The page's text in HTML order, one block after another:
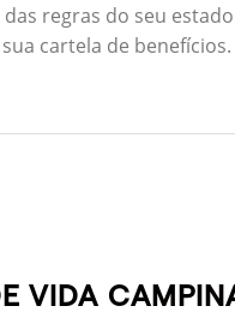
regras do seu
cartela de
VIDA